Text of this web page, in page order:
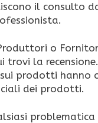
il consulto
o
trovi la
prodotti hanno
dei prodotti.
problematica